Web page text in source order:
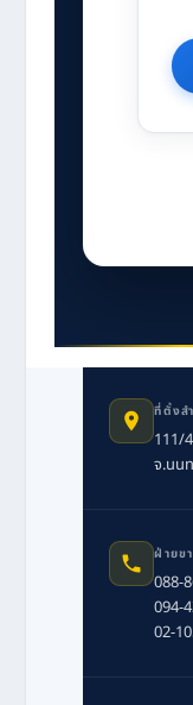
ที่ตั้งส
111/
จ.นน
ฝ่ายข
088-
094-
02-